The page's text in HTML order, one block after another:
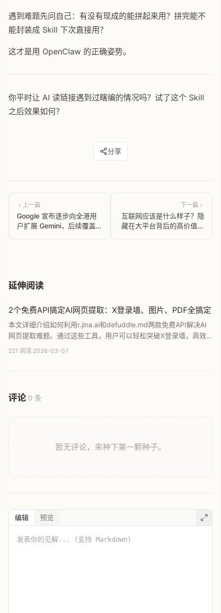
遇到难题先问自己：有没有现成的能拼起来用？拼完能不
能封装成 Skill 下次直接用？
这才是用 OpenClaw 的正确姿势。
你平时让 AI 读链接遇到过瞎编的情况吗？试了这个 Skill
之后效果如何？
分享
上一篇
Google 宣布逐步向全港用
户扩展 Gemini，后续覆盖
下一篇
互联网应该是什么样子？隐
藏在大平台背后的高价值小
延伸阅读
2个免费API搞定AI网页提取：X登录墙、图片、PDF全搞定
本文详细介绍如何利用r.jina.ai和defuddle.md两款免费API解决AI
网页提取难题。通过这些工具，用户可以轻松突破X登录墙，高效
抓取网页正文、图片及PDF内容并转化为干净文本。文章还提供了
221 阅读·2026-03-07
评论 0 条
暂无评论，来种下第一颗种子。
编辑 预览